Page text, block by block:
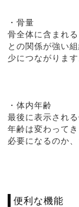
・骨量
骨全体に含まれ
との関係が強い
少につながります
・体内年齢
最後に表示され
年齢は変わって
必要になるのか
便利な機能